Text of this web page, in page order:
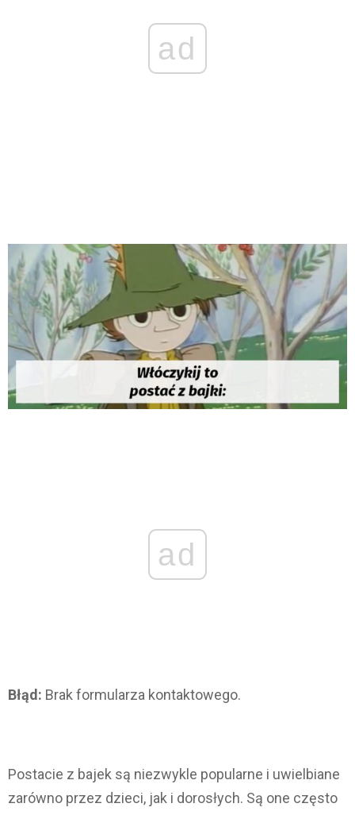
ad
ad
Błąd: Brak formularza kontaktowego.
Postacie z bajek są niezwykle popularne i uwielbiane
zarówno przez dzieci, jak i dorosłych. Są one często